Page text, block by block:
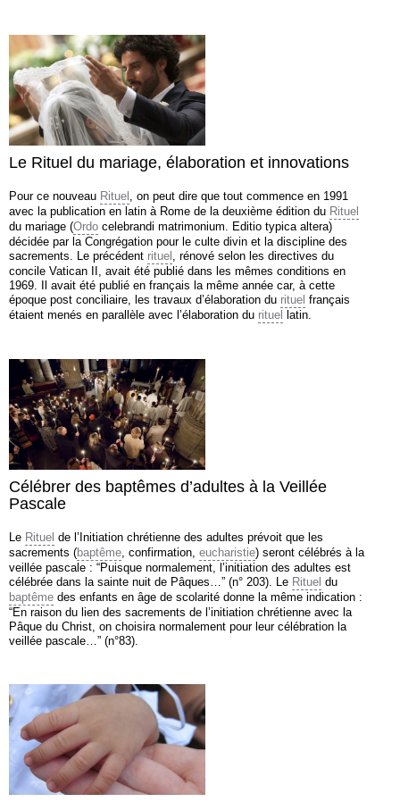
Le Rituel du mariage, élaboration et innovations
Pour ce nouveau Rituel , on peut dire que tout commence en 1991
avec la publication en latin à Rome de la deuxième édition du Rituel
du mariage (Ordo celebrandi matrimonium. Editio typica altera)
décidée par la Congrégation pour le culte divin et la discipline des
sacrements. Le précédent rituel , rénové selon les directives du
concile Vatican II, avait été publié dans les mêmes conditions en
1969. Il avait été publié en français la même année car, à cette
époque post conciliaire, les travaux d’élaboration du rituel français
étaient menés en parallèle avec l’élaboration du rituel latin.
Célébrer des baptêmes d’adultes à la Veillée
Pascale
Le Rituel de l’Initiation chrétienne des adultes prévoit que les
sacrements (baptême, confirmation, eucharistie) seront célébrés à la
veillée pascale : “Puisque normalement, l’initiation des adultes est
célébrée dans la sainte nuit de Pâques…” (n° 203). Le Rituel du
baptême des enfants en âge de scolarité donne la même indication :
“En raison du lien des sacrements de l’initiation chrétienne avec la
Pâque du Christ, on choisira normalement pour leur célébration la
veillée pascale…” (n°83).